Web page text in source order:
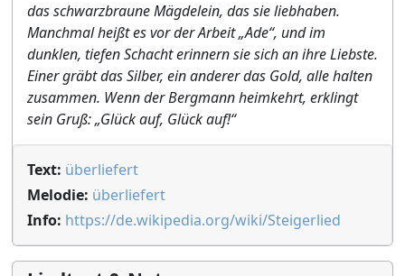
das schwarzbraune Mägdelein, das sie liebhaben.
Manchmal heißt es vor der Arbeit „Ade“, und im
dunklen, tiefen Schacht erinnern sie sich an ihre Liebste.
Einer gräbt das Silber, ein anderer das Gold, alle halten
zusammen. Wenn der Bergmann heimkehrt, erklingt
sein Gruß: „Glück auf, Glück auf!“
Text: überliefert
Melodie: überliefert
Info: https://de.wikipedia.org/wiki/Steigerlied